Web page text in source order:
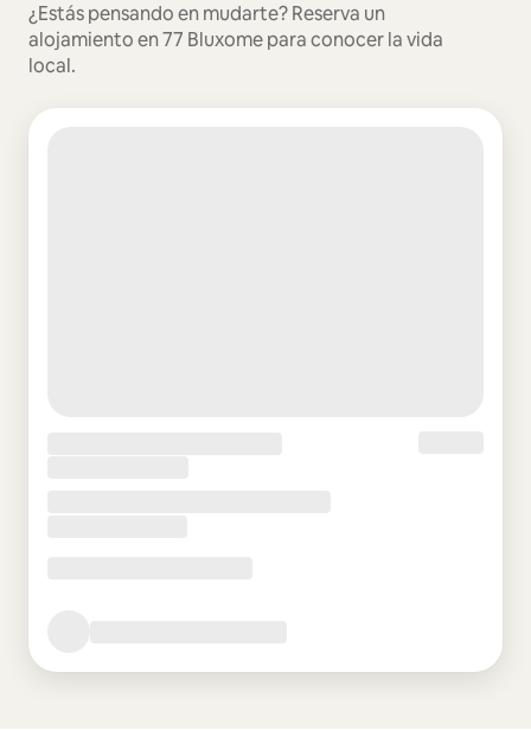
¿Estás pensando en mudarte? Reserva un
alojamiento en 77 Bluxome para conocer la vida
local.